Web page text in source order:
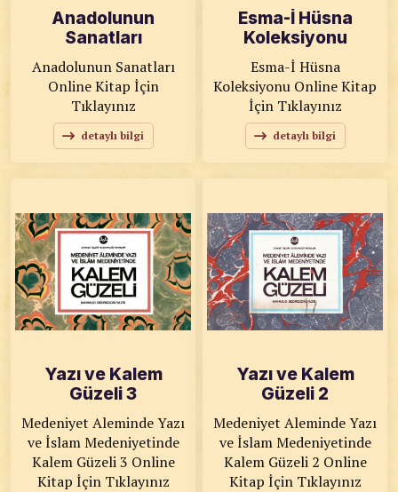
Anadolunun
Sanatları
Anadolunun Sanatları
Online Kitap İçin
Tıklayınız
detaylı bilgi
Esma-İ Hüsna
Koleksiyonu
Esma-İ Hüsna
Koleksiyonu Online Kitap
İçin Tıklayınız
detaylı bilgi
Yazı ve Kalem
Güzeli 3
Medeniyet Aleminde Yazı
ve İslam Medeniyetinde
Kalem Güzeli 3 Online
Kitap İçin Tıklayınız
Yazı ve Kalem
Güzeli 2
Medeniyet Aleminde Yazı
ve İslam Medeniyetinde
Kalem Güzeli 2 Online
Kitap İçin Tıklayınız